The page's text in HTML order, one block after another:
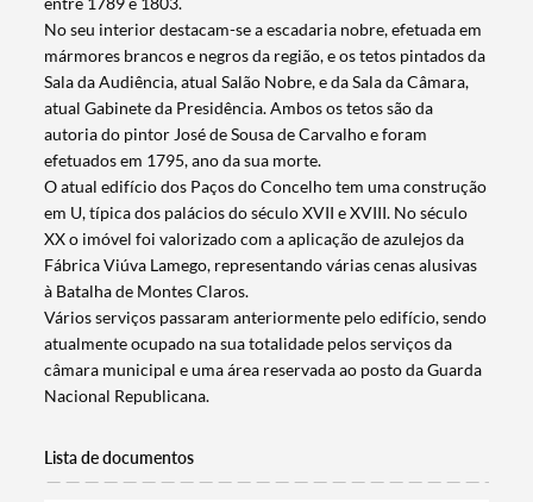
Termo de Pesquisa
No seu interior destacam-se a escadaria nobre, efetuada em
mármores brancos e negros da região, e os tetos pintados da
Sala da Audiência, atual Salão Nobre, e da Sala da Câmara,
atual Gabinete da Presidência. Ambos os tetos são da
autoria do pintor José de Sousa de Carvalho e foram
efetuados em 1795, ano da sua morte.
O atual edifício dos Paços do Concelho tem uma construção
em U, típica dos palácios do século XVII e XVIII. No século
XX o imóvel foi valorizado com a aplicação de azulejos da
Fábrica Viúva Lamego, representando várias cenas alusivas
à Batalha de Montes Claros.
Vários serviços passaram anteriormente pelo edifício, sendo
atualmente ocupado na sua totalidade pelos serviços da
câmara municipal e uma área reservada ao posto da Guarda
Nacional Republicana.
Lista de documentos